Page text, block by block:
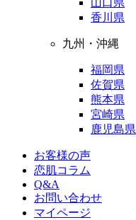
香川県
九州・沖縄
福岡県
佐賀県
熊本県
宮崎県
鹿児島県
お客様の声
恋肌コラム
Q&A
お問い合わせ
マイページ